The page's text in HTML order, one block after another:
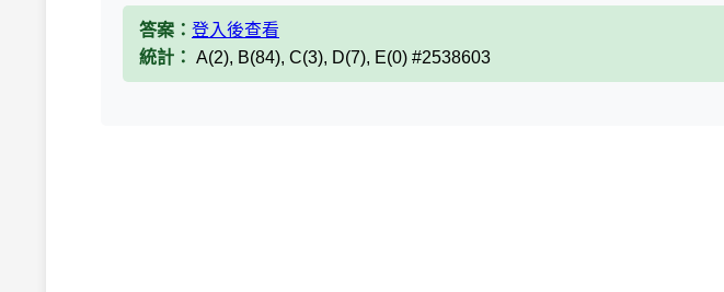
答案： 登入後查看
統計： A(2), B(84), C(3), D(7), E(0) #2538603